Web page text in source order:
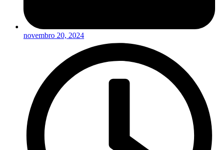
novembro 20, 2024